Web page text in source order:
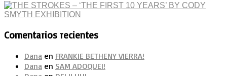
Comentarios recientes
Dana en FRANKIE BETHENY VIERRA!
Dana en SAM ADOQUEI!